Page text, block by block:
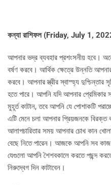
কন্যা রাশিফল (Friday, July 1,
আপনার ভদ্র ব্যবহার প্রশংসনীয় হবে।
বর্ষণ করবে। আর্থিক ক্ষেত্রে উন্নতি
করবে। আপনার স্ত্রীর স্বাস্হ্য দুশ্চিন্তার
হতে পারে। আপনি যদি আপনার প্রেমিকার
মুহূর্ত কাটান, তবে আপনি যে পোশাকটি
এটি মেনে চলা আপনার প্রিয়জনকে বিরক্ত
আলাপচারিতার সময় আপনার চোখ কান
বেছে নিতে পারেন। আজকে আপনি সব
যেগুলো আপনি শৈশবকালে করতে পছন্দ
নিরুদ্বেগ দিন কাটাবেন।